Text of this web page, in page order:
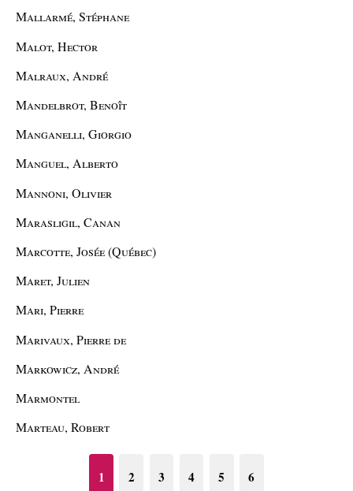
Mallarmé, Stéphane
Malot, Hector
Malraux, André
Mandelbrot, Benoît
Manganelli, Giorgio
Manguel, Alberto
Mannoni, Olivier
Marasligil, Canan
Marcotte, Josée (Québec)
Maret, Julien
Mari, Pierre
Marivaux, Pierre de
Markowicz, André
Marmontel
Marteau, Robert
1 2 3 4 5 6